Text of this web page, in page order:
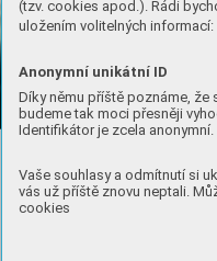
(tzv. cookies apod.). Rádi
uložením volitelných informací:
Anonymní unikátní ID
Díky němu příště poznáme, že
budeme tak moci přesněji
Identifikátor je zcela anonymní.
Vaše souhlasy a odmítnutí si
vás už příště znovu neptali.
cookies